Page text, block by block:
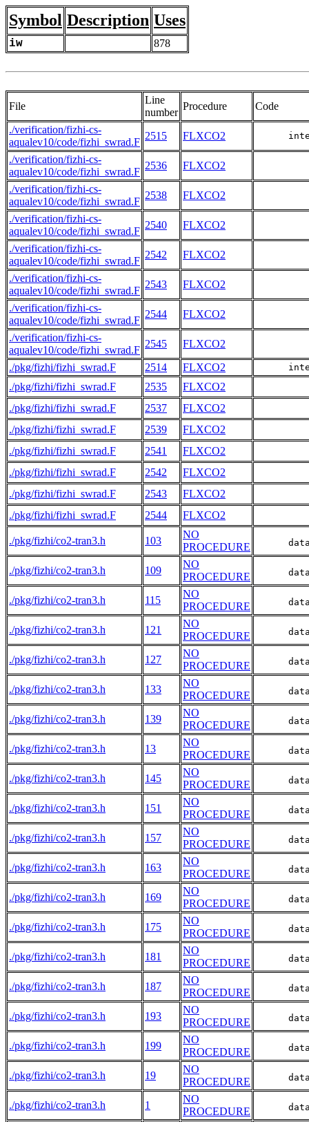
Symbol Description Uses
iw 878
File
Line
number
Procedure
Code
./verification/fizhi-cs-
aqualev10/code/fizhi_swrad.F
2515 FLXCO2
./verification/fizhi-cs-
aqualev10/code/fizhi_swrad.F
2536
FLXCO2
./verification/fizhi-cs-
aqualev10/code/fizhi_swrad.F
2538
FLXCO2
./verification/fizhi-cs-
aqualev10/code/fizhi_swrad.F
2540
FLXCO2
./verification/fizhi-cs-
aqualev10/code/fizhi_swrad.F
2542
FLXCO2
./verification/fizhi-cs-
aqualev10/code/fizhi_swrad.F
2543
FLXCO2
./verification/fizhi-cs-
aqualev10/code/fizhi_swrad.F
2544
FLXCO2
./verification/fizhi-cs-
aqualev10/code/fizhi_swrad.F
2545
FLXCO2
./pkg/fizhi/fizhi_swrad.F
2514 FLXCO2
./pkg/fizhi/fizhi_swrad.F 2535
FLXCO2
./pkg/fizhi/fizhi_swrad.F
2537
FLXCO2
./pkg/fizhi/fizhi_swrad.F
2539
FLXCO2
./pkg/fizhi/fizhi_swrad.F
2541
FLXCO2
./pkg/fizhi/fizhi_swrad.F
2542
FLXCO2
./pkg/fizhi/fizhi_swrad.F
2543
FLXCO2
./pkg/fizhi/fizhi_swrad.F
2544 FLXCO2
./pkg/fizhi/co2-tran3.h 103
NO
PROCEDURE
./pkg/fizhi/co2-tran3.h 109
NO
PROCEDURE
./pkg/fizhi/co2-tran3.h 115
NO
PROCEDURE
./pkg/fizhi/co2-tran3.h 121
NO
PROCEDURE
./pkg/fizhi/co2-tran3.h 127
NO
PROCEDURE
./pkg/fizhi/co2-tran3.h 133
NO
PROCEDURE
./pkg/fizhi/co2-tran3.h 139
NO
PROCEDURE
./pkg/fizhi/co2-tran3.h 13
NO
PROCEDURE
./pkg/fizhi/co2-tran3.h 145
NO
PROCEDURE
./pkg/fizhi/co2-tran3.h 151
NO
PROCEDURE
./pkg/fizhi/co2-tran3.h 157
NO
PROCEDURE
./pkg/fizhi/co2-tran3.h 163
NO
PROCEDURE
./pkg/fizhi/co2-tran3.h 169
NO
PROCEDURE
./pkg/fizhi/co2-tran3.h 175
NO
PROCEDURE
./pkg/fizhi/co2-tran3.h 181
NO
PROCEDURE
./pkg/fizhi/co2-tran3.h 187
NO
PROCEDURE
./pkg/fizhi/co2-tran3.h 193
NO
PROCEDURE
./pkg/fizhi/co2-tran3.h 199
NO
PROCEDURE
./pkg/fizhi/co2-tran3.h 19
NO
PROCEDURE
./pkg/fizhi/co2-tran3.h 1
NO
PROCEDURE